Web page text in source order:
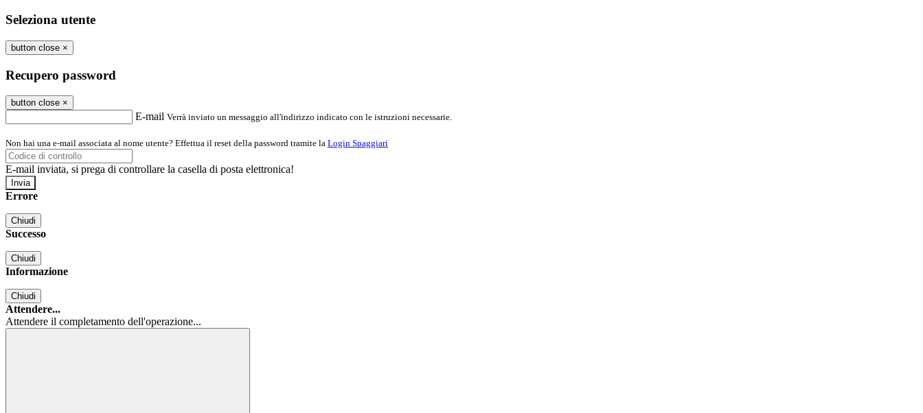
Seleziona utente
button close ×
Recupero password
button close ×
E-mail Verrà inviato un messaggio all'indirizzo indicato con le istruzioni necessarie.
Non hai una e-mail associata al nome utente? Effettua il reset della password tramite la Login Spaggiari
E-mail inviata, si prega di controllare la casella di posta elettronica!
Errore
Chiudi
Successo
Chiudi
Informazione
Chiudi
Attendere...
Attendere il completamento dell'operazione...